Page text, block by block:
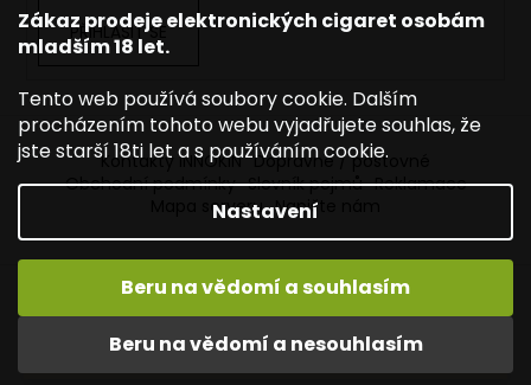
Zákaz prodeje elektronických cigaret osobám
mladším 18 let.
Tento web používá soubory cookie. Dalším
procházením tohoto webu vyjadřujete souhlas, že
jste starší 18ti let a s používáním cookie.
Nastavení
Beru na vědomí a nesouhlasím
Beru na vědomí a souhlasím
Vítejte ve světě INNOKIN. Nabízíme Vám to nejlepší ze světa
vapingu. DORUČENÍ ZDARMA nad 1000,- kč / 50 EURO!
PŘIHLÁSIT SE
Kontakty INNOKIN Dopravné / poštovné
Obchodní podmínky Slovník pojmů Reklamace
Mapa serveru Napište nám
Vytvořil Shoptet
Copyright 2026INNOKIN - Specialista na e-cigarety.
Všechna práva vyhrazena. Upravit nastavení cookies